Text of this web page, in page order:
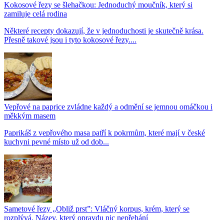
Kokosové řezy se šlehačkou: Jednoduchý moučník, který si
zamiluje celá rodina
Některé recepty dokazují, že v jednoduchosti je skutečně krása.
Přesně takové jsou i tyto kokosové řezy....
Vepřové na paprice zvládne každý a odmění se jemnou omáčkou i
měkkým masem
Paprikáš z vepřového masa patří k pokrmům, které mají v české
kuchyni pevné místo už od dob...
Sametové řezy „Obliž prst”: Vláčný korpus, krém, který se
rozplývá. Název, který opravdu nic nepřehání